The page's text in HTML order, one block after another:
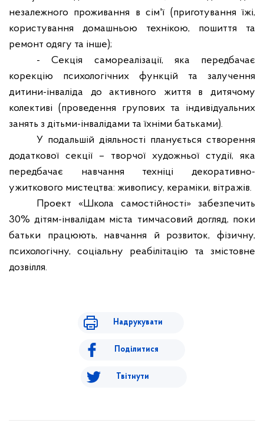
незалежного проживання в сім'ї (приготування їжі,
користування домашньою технікою, пошиття та
ремонт одягу та інше);
- Секція самореалізації, яка передбачає
корекцію психологічних функцій та залучення
дитини-інваліда до активного життя в дитячому
колективі (проведення групових та індивідуальних
занять з дітьми-інвалідами та їхніми батьками).
У подальшій діяльності планується створення
додаткової секції – творчої художньої студії, яка
передбачає навчання техніці декоративно-
ужиткового мистецтва: живопису, кераміки, вітражів.
Проект «Школа самостійності» забезпечить
30% дітям-інвалідам міста тимчасовий догляд, поки
батьки працюють, навчання й розвиток, фізичну,
психологічну, соціальну реабілітацію та змістовне
дозвілля.
Надрукувати
Поділитися
Твітнути